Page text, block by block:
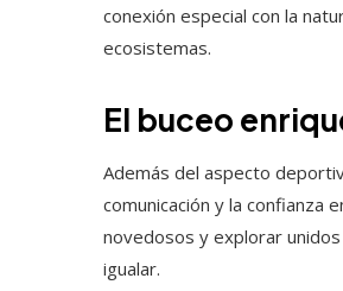
conexión especial con la
ecosistemas.
El buceo
Además del aspecto
comunicación y la confianza
novedosos y explorar
igualar.